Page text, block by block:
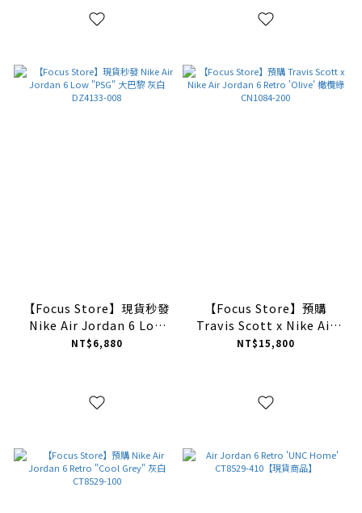
【Focus Store】現貨秒發
Nike Air Jordan 6 Low
"PSG" 大巴黎 灰白
NT$6,880
【Focus Store】預購
Travis Scott x Nike Air
Jordan 6 Retro 'Olive' 橄
NT$15,800